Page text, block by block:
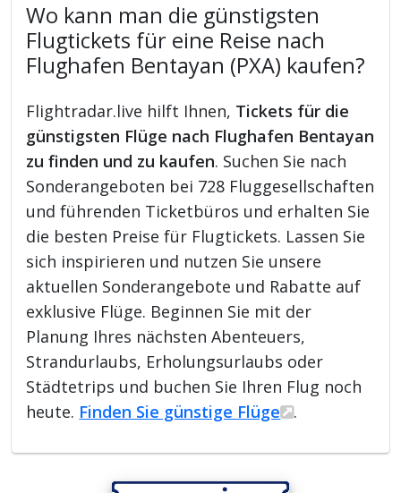
Wo kann man die günstigsten
Flugtickets für eine Reise nach
Flughafen Bentayan (PXA) kaufen?
Flightradar.live hilft Ihnen, Tickets für die
günstigsten Flüge nach Flughafen Bentayan
zu finden und zu kaufen. Suchen Sie nach
Sonderangeboten bei 728 Fluggesellschaften
und führenden Ticketbüros und erhalten Sie
die besten Preise für Flugtickets. Lassen Sie
sich inspirieren und nutzen Sie unsere
aktuellen Sonderangebote und Rabatte auf
exklusive Flüge. Beginnen Sie mit der
Planung Ihres nächsten Abenteuers,
Strandurlaubs, Erholungsurlaubs oder
Städtetrips und buchen Sie Ihren Flug noch
heute. Finden Sie günstige Flüge .